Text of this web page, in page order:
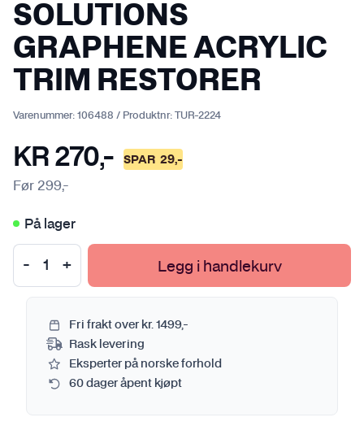
SOLUTIONS
GRAPHENE ACRYLIC
TRIM RESTORER
Varenummer: 106488 / Produktnr: TUR-2224
KR 270,- SPAR 29,-
Før 299,-
På lager
Legg i handlekurv
Fri frakt over kr. 1499,-
Rask levering
Eksperter på norske forhold
60 dager åpent kjøpt